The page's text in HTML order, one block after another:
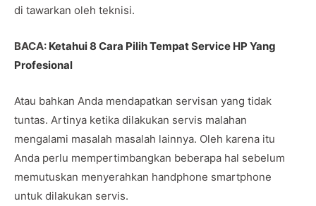
di tawarkan oleh teknisi.
BACA: Ketahui 8 Cara Pilih Tempat Service HP Yang
Profesional
Atau bahkan Anda mendapatkan servisan yang tidak
tuntas. Artinya ketika dilakukan servis malahan
mengalami masalah masalah lainnya. Oleh karena itu
Anda perlu mempertimbangkan beberapa hal sebelum
memutuskan menyerahkan handphone smartphone
untuk dilakukan servis.